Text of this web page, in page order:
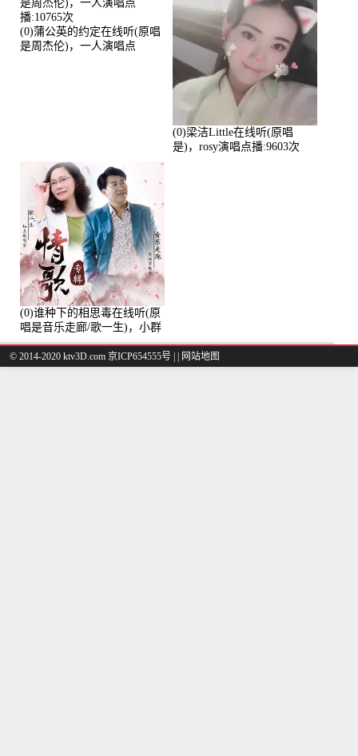
(0)蒲公英的约定在线听(原唱
是周杰伦)，一人演唱点
(0)梁洁Little在线听(原唱
是)，rosy演唱点播:9603次
(0)谁种下的相思毒在线听(原
唱是音乐走廊/歌一生)，小群
演唱点播:8975次
© 2014-2020 ktv3D.com 京ICP654555号 | 网站地图